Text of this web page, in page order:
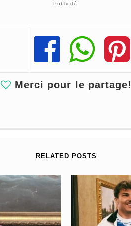
Publicité:
Share
Share
Share
Merci pour le partage!
RELATED POSTS